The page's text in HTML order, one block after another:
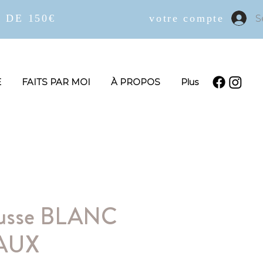
DE 150€ votre compte
FAITS PAR MOI À PROPOS Plus
BLANC